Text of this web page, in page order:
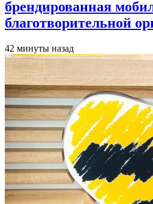
брендированная
благотворительной
42 минуты назад